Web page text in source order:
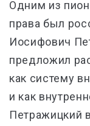
Одним из
права был
Иосифович
предложил
как систему
и как
Петражицкий